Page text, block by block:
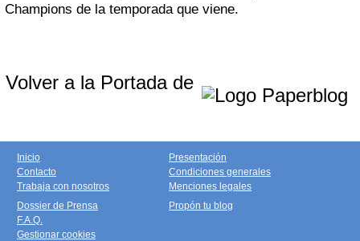
Champions de la temporada que viene.
Volver a la Portada de
Inicio
Contacto
Trabaja con nosotros
Presentación
Condiciones generales
Menciones legales
Dossier de Prensa
F.A.Q.
Gestionar cookies
Propón tu blog